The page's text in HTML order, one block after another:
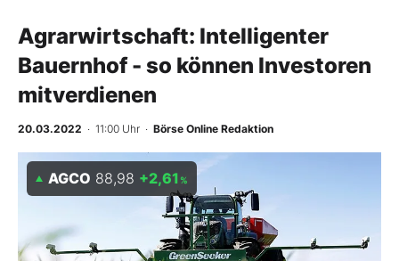
Anlageprodukte
Finanz-Check
BO-Musterdepots
Experten
Mein B:O
Agrarwirtschaft: Intelligenter
Bauernhof - so können Investoren
mitverdienen
20.03.2022 · 11:00 Uhr · Börse Online Redaktion
AGCO 88,98 +2,61 %